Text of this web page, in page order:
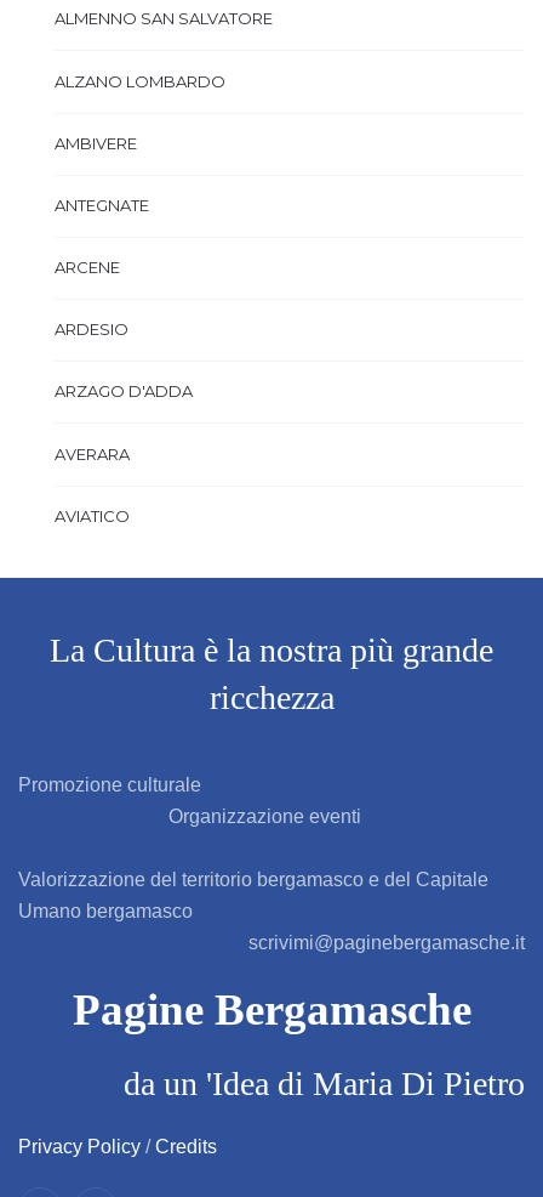
ALMENNO SAN SALVATORE
ALZANO LOMBARDO
AMBIVERE
ANTEGNATE
ARCENE
ARDESIO
ARZAGO D'ADDA
AVERARA
AVIATICO
AZZANO SAN PAOLO
AZZONE
BARIANO
BEDULITA
BERBENNO
BERZO SAN FERMO
La Cultura è la nostra più grande
ricchezza
Promozione culturale
Organizzazione eventi
Valorizzazione del territorio bergamasco e del Capitale
Umano bergamasco
scrivimi@paginebergamasche.it
Pagine Bergamasche
da un 'Idea di Maria Di Pietro
Privacy Policy / Credits